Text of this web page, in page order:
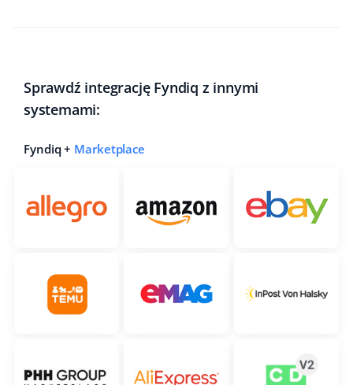
Sprawdź integrację Fyndiq z innymi
systemami:
Fyndiq + Marketplace